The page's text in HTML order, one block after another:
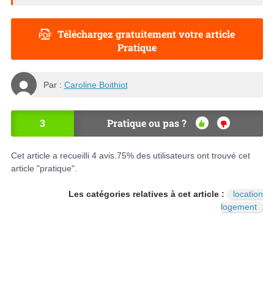
Téléchargez gratuitement votre article
Pratique
Par : Caroline Boithiot
3 Pratique ou pas ?
OU
NO
N
Cet article a recueilli 4 avis. 75% des utilisateurs ont trouvé cet
article "pratique".
Les catégories relatives à cet article :
location
logement